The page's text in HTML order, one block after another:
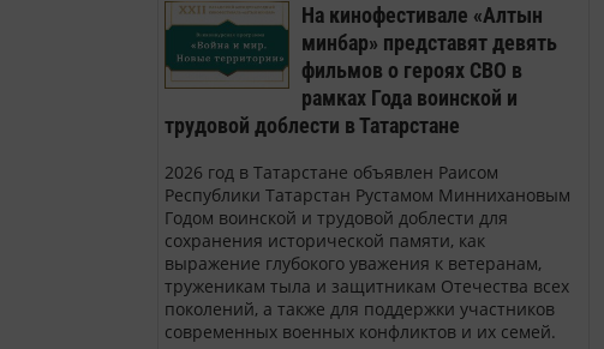
На кинофестивале «Алтын
минбар» представят девять
фильмов о героях СВО в
рамках Года воинской и
трудовой доблести в Татарстане
2026 год в Татарстане объявлен Раисом
Республики Татарстан Рустамом Миннихановым
Годом воинской и трудовой доблести для
сохранения исторической памяти, как
выражение глубокого уважения к ветеранам,
труженикам тыла и защитникам Отечества всех
поколений, а также для поддержки участников
современных военных конфликтов и их семей.